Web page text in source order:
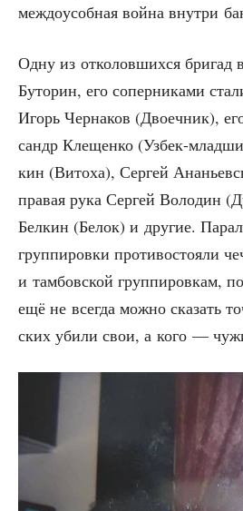
меж­до­усоб­ная вой­на внут­ри
Одну из отко­лов­ших­ся бри­гад
Буто­рин, его сопер­ни­ка­ми
Игорь Чер­на­ков (Дво­еч­ник),
сандр Кле­щен­ко (Узбек-
кин (Вито­ха), Сер­гей
пра­вая рука Сер­гей Воло­дин
Бел­кин (Белок) и дру­гие.
груп­пи­ров­ки про­ти­во­сто­я­ли
и там­бов­ской груп­пи­ров­кам,
ещё не все­гда мож­но ска­зать
ских уби­ли свои, а кого —